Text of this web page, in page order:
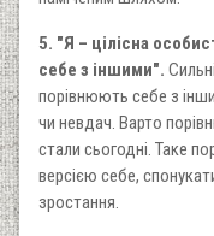
5. "Я – цілісна
себе з іншими".
порівнюють себе з
чи невдач. Варто
стали сьогодні. Таке
версією себе,
зростання.